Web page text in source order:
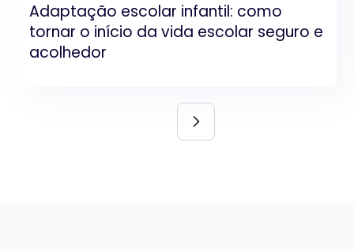
Adaptação escolar infantil: como
tornar o início da vida escolar seguro e
acolhedor